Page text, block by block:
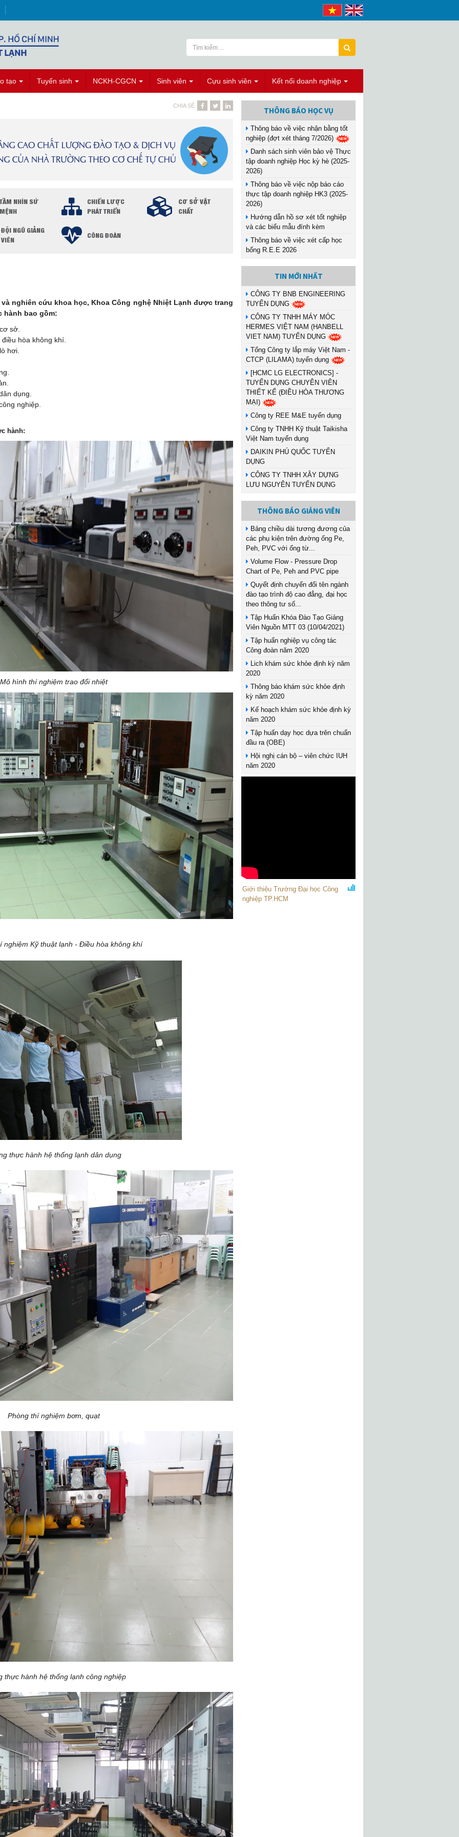
tạo Tuyển sinh NCKH-CGCN Sinh viên Cựu sinh viên Kết nối doanh nghiệp
CHIA SẺ
NHÌN SỨ
CHIẾN LƯỢC
PHÁT TRIỂN
CƠ SỞ VẬT
CHẤT
ĐỘI NGŨ GIẢNG
VIÊN
CÔNG ĐOÀN
nghiên cứu khoa học, Khoa Công nghệ Nhiệt Lạnh được trang
hành bao gồm:
sở.
hòa không khí.
hơi.
dụng.
nghiệp.
hành:
Mô hình thí nghiệm trao đổi nhiệt
nghiệm Kỹ thuật lạnh - Điều hòa không khí
thực hành hệ thống lạnh dân dụng
Phòng thí nghiệm bơm, quạt
thực hành hệ thống lạnh công nghiệp
THÔNG BÁO HỌC VỤ
Thông báo về việc nhận bằng tốt
nghiệp (đợt xét tháng 7/2026)
Danh sách sinh viên bảo vệ Thực
tập doanh nghiệp Học kỳ hè (2025-
2026)
Thông báo về việc nộp báo cáo
thực tập doanh nghiệp HK3 (2025-
2026)
Hướng dẫn hồ sơ xét tốt nghiệp
và các biểu mẫu đính kèm
Thông báo về việc xét cấp học
bổng R.E.E 2026
TIN MỚI NHẤT
CÔNG TY BNB ENGINEERING
TUYỂN DỤNG
CÔNG TY TNHH MÁY MÓC
HERMES VIỆT NAM (HANBELL
VIET NAM) TUYỂN DỤNG
Tổng Công ty lắp máy Việt Nam -
CTCP (LILAMA) tuyển dụng
[HCMC LG ELECTRONICS] -
TUYỂN DỤNG CHUYÊN VIÊN
THIẾT KẾ (ĐIỀU HÒA THƯƠNG
MẠI)
Công ty REE M&E tuyển dụng
Công ty TNHH Kỹ thuật Taikisha
Việt Nam tuyển dụng
DAIKIN PHÚ QUỐC TUYỂN
DỤNG
CÔNG TY TNHH XÂY DỰNG
LƯU NGUYÊN TUYỂN DỤNG
THÔNG BÁO GIẢNG VIÊN
Bảng chiều dài tương đương của
các phụ kiện trên đường ống Pe,
Peh, PVC với ống từ...
Volume Flow - Pressure Drop
Chart of Pe, Peh and PVC pipe
Quyết định chuyển đổi tên ngành
đào tạo trình độ cao đẳng, đại học
theo thông tư số...
Tập Huấn Khóa Đào Tạo Giảng
Viên Nguồn MTT 03 (10/04/2021)
Tập huấn nghiệp vụ công tác
Công đoàn năm 2020
Lich khám sức khỏe định kỳ năm
2020
Thông báo khám sức khỏe định
kỳ năm 2020
Kế hoạch khám sức khỏe định kỳ
năm 2020
Tập huấn dạy học dựa trên chuẩn
đầu ra (OBE)
Hội nghị cán bộ – viên chức IUH
năm 2020
Giới thiệu Trường Đại học Công
nghiệp TP.HCM